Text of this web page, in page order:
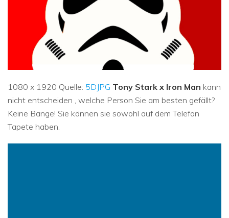
1080 x 1920 Quelle: 5DJPG Tony Stark x Iron Man kann
nicht entscheiden , welche Person Sie am besten gefällt?
Keine Bange! Sie können sie sowohl auf dem Telefon
Tapete haben.